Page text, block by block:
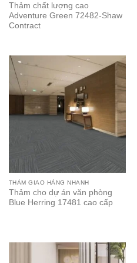
Thảm chất lượng cao
Adventure Green 72482-Shaw
Contract
THẢM GIAO HÀNG NHANH
Thảm cho dự án văn phòng
Blue Herring 17481 cao cấp